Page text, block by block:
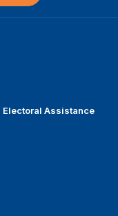
Electoral Assistance